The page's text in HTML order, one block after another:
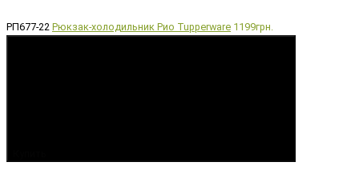
РП677-22 Рюкзак-холодильник Рио Tupperware 1199грн.